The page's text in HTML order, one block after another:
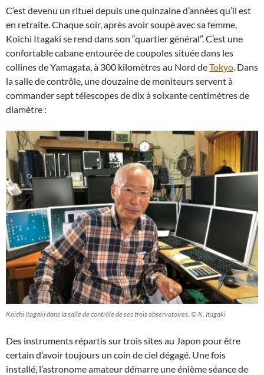
C’est devenu un rituel depuis une quinzaine d’années qu’il est
en retraite. Chaque soir, après avoir soupé avec sa femme,
Koichi Itagaki se rend dans son “quartier général”. C’est une
confortable cabane entourée de coupoles située dans les
collines de Yamagata, à 300 kilomètres au Nord deTokyo. Dans
la salle de contrôle, une douzaine de moniteurs servent à
commander sept télescopes de dix à soixante centimètres de
diamètre :
Koichi Itagaki dans la salle de contrôle de ses trois observatoires. © K. Itagaki
Des instruments répartis sur trois sites au Japon pour être
certain d’avoir toujours un coin de ciel dégagé. Une fois
installé, l’astronome amateur démarre une énième séance de